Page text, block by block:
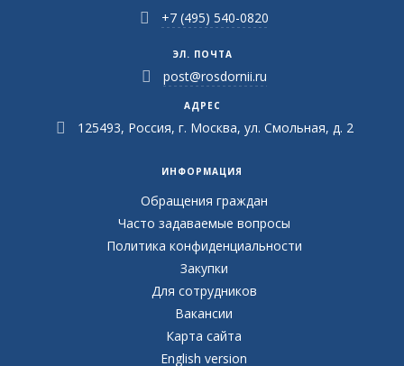
+7 (495) 540-0820
ЭЛ. ПОЧТА
post@rosdornii.ru
АДРЕС
125493, Россия, г. Москва, ул. Смольная, д. 2
ИНФОРМАЦИЯ
Обращения граждан
Часто задаваемые вопросы
Политика конфиденциальности
Закупки
Для сотрудников
Вакансии
Карта сайта
English version